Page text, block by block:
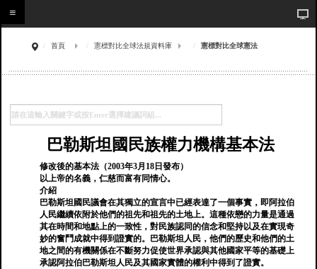
首頁 憲標對比全球法規資料庫 憲標對比全球憲法
巴勒斯坦國民族權力機構基本法
修改後的基本法（2003年3月18日發布）
以上帝的名義，仁慈而富有同情心。
介紹
巴勒斯坦國民議會在其獨立的宣言中已經表達了一個事實，即阿拉伯
人民繼續依附於他們的祖先和祖先的土地上。這種依戀的力量是通過
其在時間和地點上的一致性，對民族認同的信念和堅持以及在實現奇
妙的奮鬥成就中得到證實的。巴勒斯坦人民，他們的歷史和他們的土
地之間的有機關係在不斷努力促使世界承認與其他國家平等的基礎上
承認阿拉伯巴勒斯坦人民及其國家實體的權利中得到了證實。